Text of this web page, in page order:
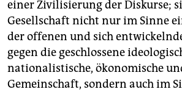
einer Zivilisierung der Diskurse;
Gesellschaft nicht nur im Sinne
der offenen und sich
gegen die geschlossene
nationalistische, ökonomische
Gemeinschaft, sondern auch im